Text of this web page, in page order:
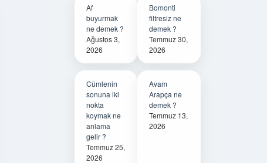
Af
buyurmak
ne demek ?
Ağustos 3,
2026
Bomonti
filtresiz ne
demek ?
Temmuz 30,
2026
Cümlenin
sonuna iki
nokta
koymak ne
anlama
gelir ?
Temmuz 25,
2026
Avam
Arapça ne
demek ?
Temmuz 13,
2026